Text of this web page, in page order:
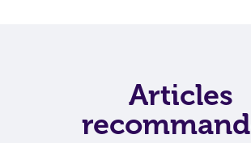
Articles